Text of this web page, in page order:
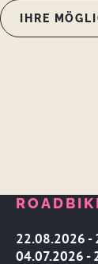
IHRE
22.08.2026 -
04.07.2026 -